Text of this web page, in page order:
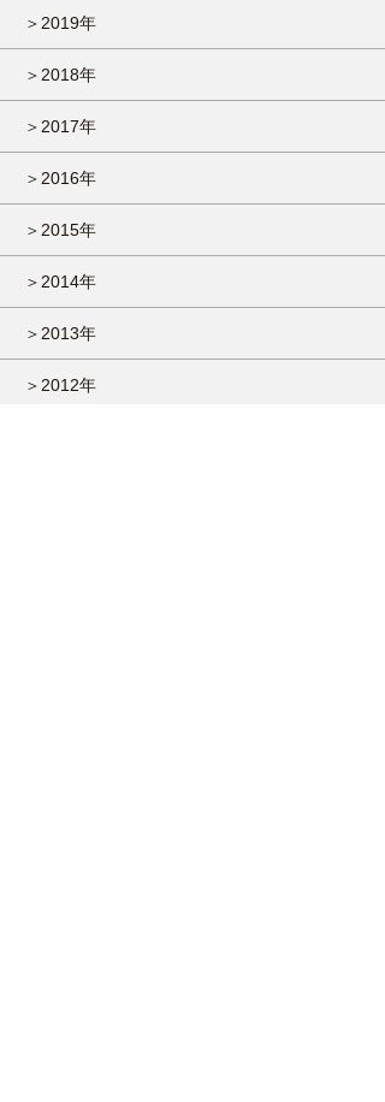
＞2019年
＞2018年
＞2017年
＞2016年
＞2015年
＞2014年
＞2013年
＞2012年